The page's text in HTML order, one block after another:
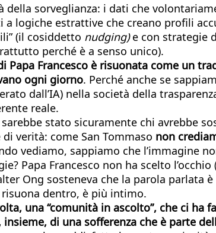
della sorveglianza: i dati che
logiche estrattive che creano profili
(il cosiddetto nudging)e con strategie
perché è a senso unico).
Francesco è risuonata come un
ogni giorno. Perché anche se
dall’IA) nella società della
reale.
stato sicuramente chi avrebbe
verità: come San Tommaso non
vediamo, sappiamo che l’immagine
Papa Francesco non ha scelto l’occhio
Ong sosteneva che la parola parlata
dentro, è più intimo.
una “comunità in ascolto”, che ci ha
di una sofferenza che è parte